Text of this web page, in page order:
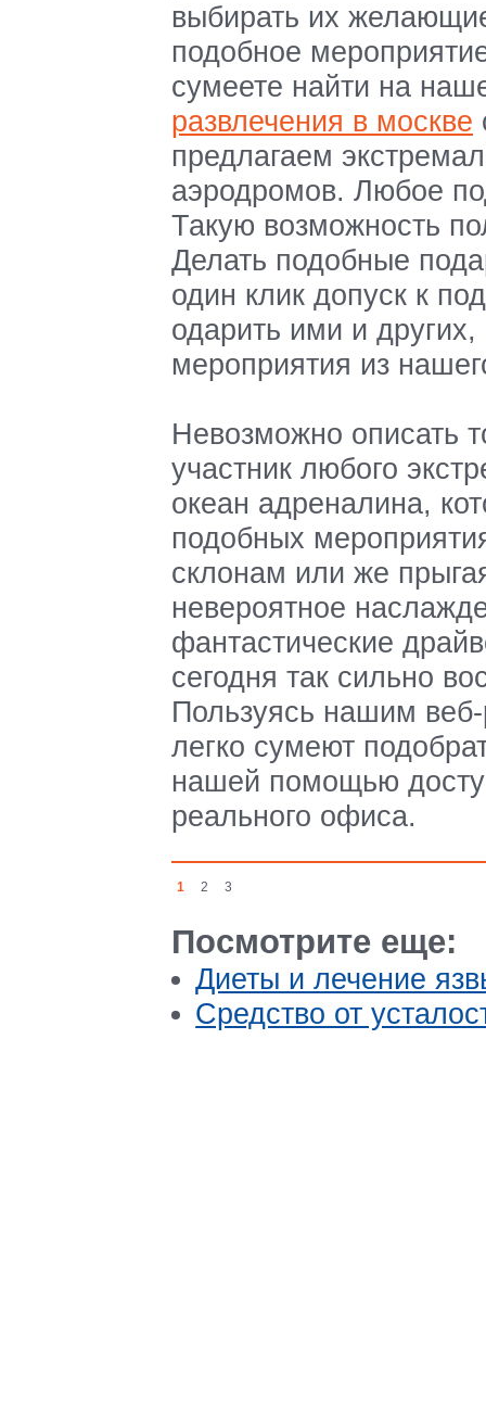
выбирать их
подобное
сумеете найти на
развлечения в москве
предлагаем
аэродромов. Любое
Такую возможность
Делать подобные
один клик допуск к
одарить ими и
мероприятия из
Невозможно описать
участник любого
океан адреналина,
подобных
склонам или же
невероятное
фантастические
сегодня так сильно
Пользуясь нашим
легко сумеют
нашей помощью
реального офиса.
1 2 3
Посмотрите еще:
Диеты и лечение
Средство от